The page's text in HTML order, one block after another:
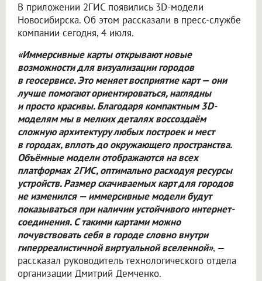
В приложении 2ГИС появились 3D-модели
Новосибирска. Об этом рассказали в пресс-службе
компании сегодня, 4 июля.
«Иммерсивные карты открывают новые
возможности для визуализации городов
в геосервисе. Это меняет восприятие карт — они
лучше помогают ориентироваться, наглядны
и просто красивы. Благодаря компактным 3D-
моделям мы в мелких деталях воссоздаём
сложную архитектуру любых построек и мест
в городах, вплоть до окружающего пространства.
Объёмные модели отображаются на всех
платформах 2ГИС, оптимально расходуя ресурсы
устройств. Размер скачиваемых карт для городов
не изменился — иммерсивные модели будут
показываться при наличии устойчивого интернет-
соединения. С такими картами можно
почувствовать себя в городе словно внутри
гиперреалистичной виртуальной вселенной», —
рассказал руководитель технологического отдела
организации Дмитрий Демченко.